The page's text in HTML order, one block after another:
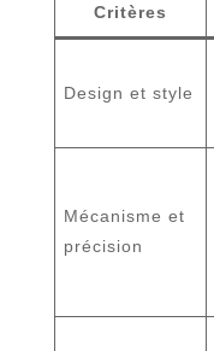
Critères
Design et style
Mécanisme et
précision